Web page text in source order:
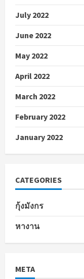
July 2022
June 2022
May 2022
April 2022
March 2022
February 2022
January 2022
CATEGORIES
กุ้งมังกร
หางาน
META